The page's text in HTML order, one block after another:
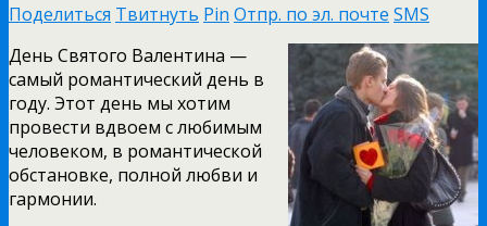
Поделиться Твитнуть Pin Отпр. по эл. почте SMS
День Святого Валентина —
самый романтический день в
году. Этот день мы хотим
провести вдвоем с любимым
человеком, в романтической
обстановке, полной любви и
гармонии.